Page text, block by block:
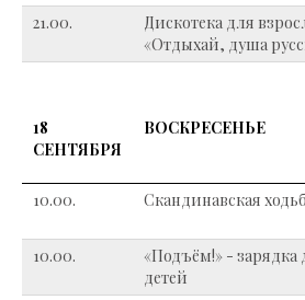
21.00.
Дискотека для
«Отдыхай, душа
18
СЕНТЯБРЯ
ВОСКРЕСЕНЬЕ
10.00. Скандинавская
10.00.
«Подъём!» - зарядка
детей